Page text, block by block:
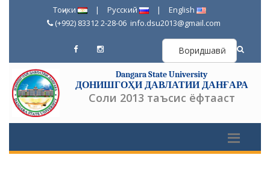
Тоҷики | Русский |
English
(+992) 83312 2-28-06 info.dsu2013@gmail.com
Воридшавӣ
Dangara State University
ДОНИШГОҲИ ДАВЛАТИИ ДАНҒАРА
Соли 2013 таъсис ёфтааст